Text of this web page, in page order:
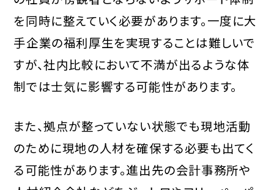
を同時に整えていく必要があります。一度に大
手企業の福利厚生を実現することは難しいで
すが、社内比較において不満が出るような体
制では士気に影響する可能性があります。
また、拠点が整っていない状態でも現地活動
のために現地の人材を確保する必要も出てく
る可能性があります。進出先の会計事務所や